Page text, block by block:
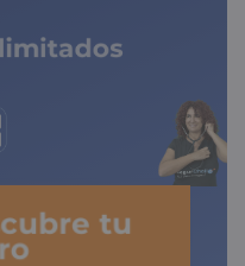
tu